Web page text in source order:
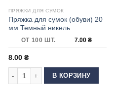
с проволочным языком 50 мм
ПРЯЖКИ ДЛЯ СУМОК
Пряжка для сумок (обуви) 20
мм Темный никель
ОТ 100 ШТ. 7.00 ₴
8.00 ₴
Количество товара Пряжка для
В КОРЗИНУ